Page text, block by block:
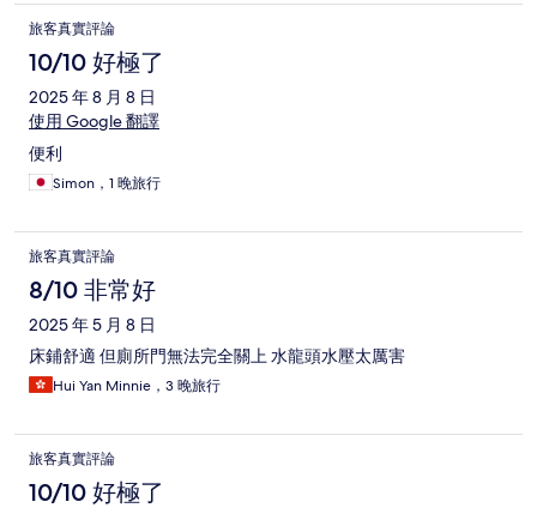
旅客真實評論
10/10 好極了
2025 年 8 月 8 日
使用 Google 翻譯
便利
Simon，1 晚旅行
旅客真實評論
8/10 非常好
2025 年 5 月 8 日
床鋪舒適 但廁所門無法完全關上 水龍頭水壓太厲害
Hui Yan Minnie，3 晚旅行
旅客真實評論
10/10 好極了